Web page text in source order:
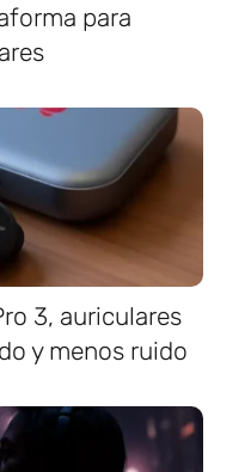
para
3, auriculares
y menos ruido